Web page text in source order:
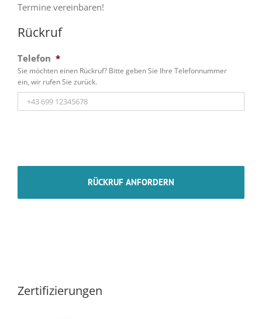
Termine vereinbaren!
Rückruf
Telefon *
Sie möchten einen Rückruf? Bitte geben Sie Ihre Telefonnummer
ein, wir rufen Sie zurück.
Zertifizierungen